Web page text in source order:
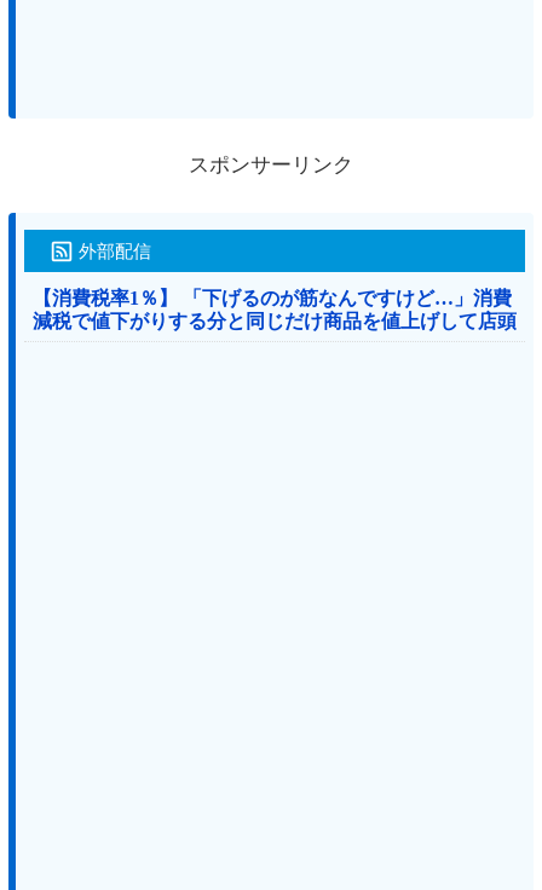
スポンサーリンク
外部配信
【消費税率1％】 「下げるのが筋なんですけど…」消費
減税で値下がりする分と同じだけ商品を値上げして店頭
価格を変えない店も